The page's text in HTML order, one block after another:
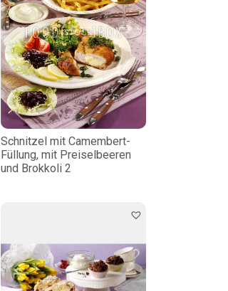
Schnitzel mit Camembert-
Füllung, mit Preiselbeeren
und Brokkoli 2